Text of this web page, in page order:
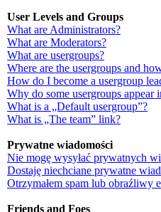
User Levels and Groups
What are Administrators?
What are Moderators?
What are usergroups?
Where are the usergroups and
How do I become a usergroup
Why do some usergroups appear
What is a „Default usergroup”?
What is „The team” link?
Prywatne wiadomości
Nie mogę wysyłać prywatnych
Dostaję niechciane prywatne
Otrzymałem spam lub obraźliwy
Friends and Foes